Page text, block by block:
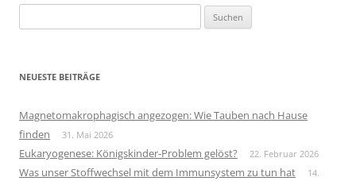
nach:
NEUESTE BEITRÄGE
Magnetomakrophagisch angezogen: Wie Tauben nach Hause
finden
31. Mai 2026
Eukaryogenese: Königskinder-Problem gelöst? 22. Februar 2026
Was unser Stoffwechsel mit dem Immunsystem zu tun hat
14.